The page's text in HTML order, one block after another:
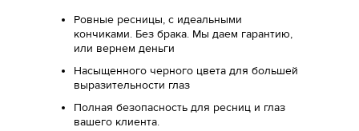
Ровные ресницы, с идеальными
кончиками. Без брака. Мы даем гарантию,
или вернем деньги
Насыщенного черного цвета для большей
выразительности глаз
Полная безопасность для ресниц и глаз
вашего клиента.